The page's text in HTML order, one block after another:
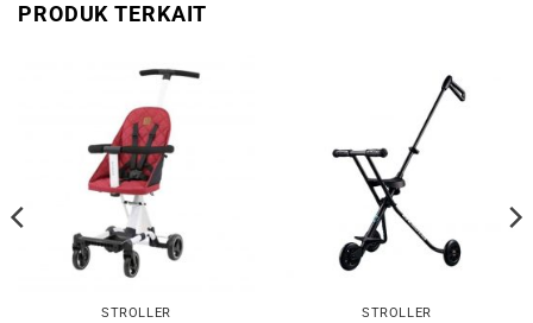
PRODUK TERKAIT
STROLLER STROLLER